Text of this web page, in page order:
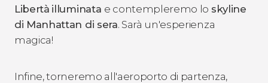
Libertà illuminata e contempleremo lo skyline
di Manhattan di sera. Sarà un'esperienza
magica!
Infine, torneremo all'aeroporto di partenza,